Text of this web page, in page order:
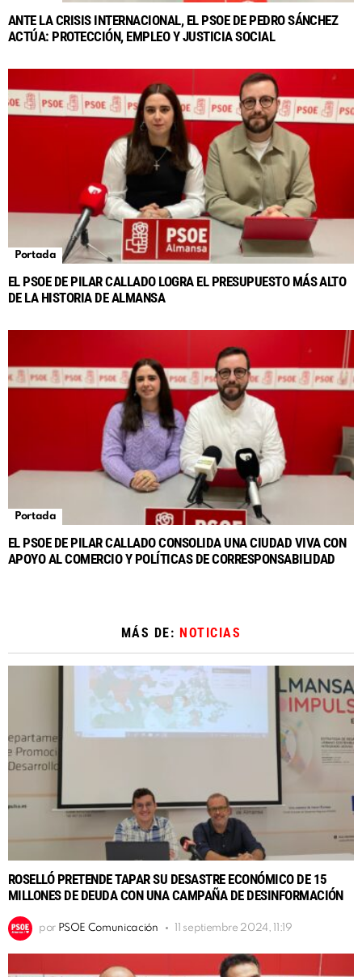
ANTE LA CRISIS INTERNACIONAL, EL PSOE DE PEDRO SÁNCHEZ
ACTÚA: PROTECCIÓN, EMPLEO Y JUSTICIA SOCIAL
Portada
EL PSOE DE PILAR CALLADO LOGRA EL PRESUPUESTO MÁS ALTO
DE LA HISTORIA DE ALMANSA
Portada
EL PSOE DE PILAR CALLADO CONSOLIDA UNA CIUDAD VIVA CON
APOYO AL COMERCIO Y POLÍTICAS DE CORRESPONSABILIDAD
MÁS DE: NOTICIAS
ROSELLÓ PRETENDE TAPAR SU DESASTRE ECONÓMICO DE 15
MILLONES DE DEUDA CON UNA CAMPAÑA DE DESINFORMACIÓN
por PSOE Comunicación 11 septiembre 2024, 11:19